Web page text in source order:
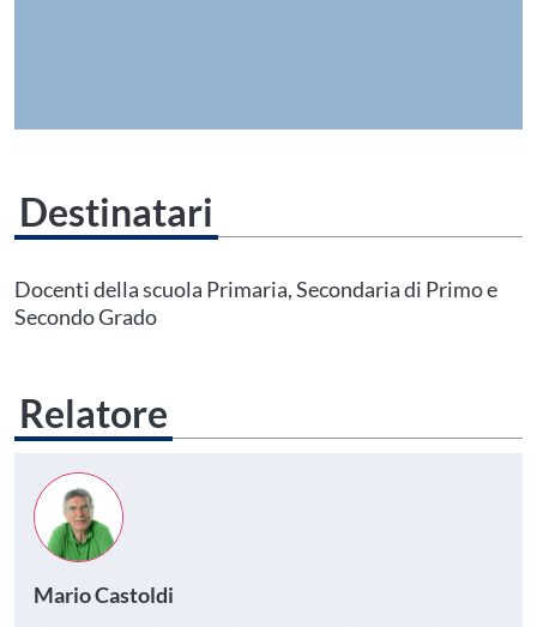
Destinatari
tuo profilo personale
Prima di procedere all'iscrizione aggiorna le tue scuole in
Area Personale
Docenti della scuola Primaria, Secondaria di Primo e
Secondo Grado
Relatore
Mario Castoldi